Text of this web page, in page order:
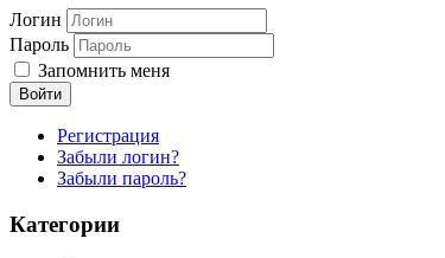
Логин
Пароль
Запомнить меня
Войти
Регистрация
Забыли логин?
Забыли пароль?
Категории